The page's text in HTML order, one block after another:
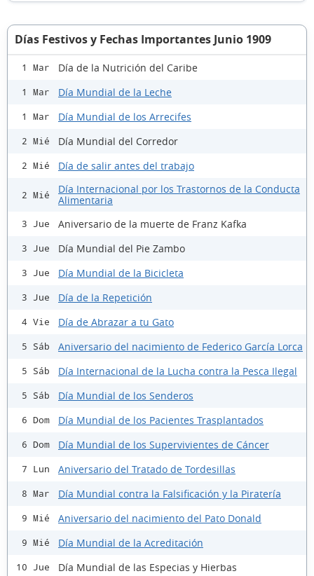
Días Festivos y Fechas Importantes Junio 1909
1 Mar Día de la Nutrición del Caribe
1 Mar Día Mundial de la Leche
1 Mar Día Mundial de los Arrecifes
2 Mié Día Mundial del Corredor
2 Mié Día de salir antes del trabajo
2 Mié
Día Internacional por los Trastornos de la Conducta
Alimentaria
3 Jue Aniversario de la muerte de Franz Kafka
3 Jue Día Mundial del Pie Zambo
3 Jue Día Mundial de la Bicicleta
3 Jue Día de la Repetición
4 Vie Día de Abrazar a tu Gato
5 Sáb Aniversario del nacimiento de Federico García Lorca
5 Sáb Día Internacional de la Lucha contra la Pesca Ilegal
5 Sáb Día Mundial de los Senderos
6 Dom Día Mundial de los Pacientes Trasplantados
6 Dom Día Mundial de los Supervivientes de Cáncer
7 Lun Aniversario del Tratado de Tordesillas
8 Mar Día Mundial contra la Falsificación y la Piratería
9 Mié Aniversario del nacimiento del Pato Donald
9 Mié Día Mundial de la Acreditación
10 Jue Día Mundial de las Especias y Hierbas